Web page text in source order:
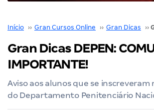
Início ›› Gran Cursos Online ›› Gran Dicas ››
Gran Dicas DEPEN:
IMPORTANTE!
Aviso aos alunos que se inscreveram
do Departamento Penitenciário